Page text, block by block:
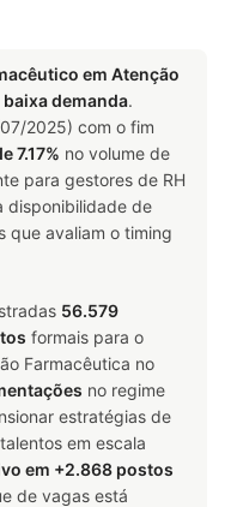
em Atenção
demanda.
2025) com o fim
7.17% no volume de
para gestores de RH
disponibilidade de
que avaliam o timing
56.579
formais para o
Farmacêutica no
no regime
estratégias de
em escala
em +2.868 postos
de vagas está